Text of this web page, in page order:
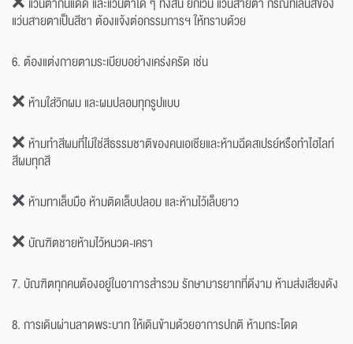
แว่นสายตาเป็นสีชา ต้องแจ้งต่อกรรมการฯ ให้ทราบด้วย
6. ต้องแต่งกายตามระเบียบอย่างเคร่งครัด เช่น
❌ ห้ามใส่วิกผม และผมปลอมทุกรูปแบบ
❌ ห้ามทำสีผมที่ไม่ใช่สีธรรมชาติของคนเอเชียและห้ามฉีดสเปรย์หรือทำไฮไลท์
สีผมทุกสี
❌ ห้ามทาเล็บมือ ห้ามติดเล็บปลอม และห้ามไว้เล็บยาว
❌ บัณฑิตชายห้ามไว้หนวด-เครา
7. บัณฑิตทุกคนต้องอยู่ในอาการสำรวม รักษามารยาทที่ดีงาม ห้ามส่งเสียงดัง
8. การเดินผ่านลาดพระบาท ให้เดินข้ามด้วยอาการปกติ ห้ามกระโดด